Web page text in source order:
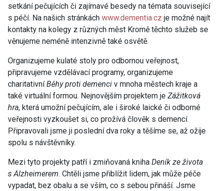
setkání pečujících či zajímavé besedy na témata související
s péčí. Na našich stránkách www.dementia.cz je možné najít
kontakty na kolegy z různých měst Kromě těchto služeb se
věnujeme neméně intenzivně také osvětě.
Organizujeme kulaté stoly pro odbornou veřejnost,
připravujeme vzdělávací programy, organizujeme
charitativníBěhy proti demenci v mnoha městech kraje a
také virtuální formou. Nejnovějším projektem je Zážitková
hra, která umožní pečujícím, ale i široké laické či odborné
veřejnosti vyzkoušet si, co prožívá člověk s demencí.
Připravovali jsme ji poslední dva roky a těšíme se, až ožije
spolu s návštěvníky.
Mezi tyto projekty patří i zmiňovaná kniha Deník ze života
s Alzheimerem. Chtěli jsme přiblížit lidem, jak může péče
vypadat, bez obalu a se vším, co s sebou přináší. Jsme